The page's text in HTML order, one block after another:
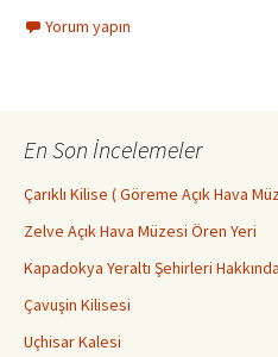
Yorum yapın
En Son İncelemeler
Çarıklı Kilise ( Göreme Açık Hava
Zelve Açık Hava Müzesi Ören Yeri
Kapadokya Yeraltı Şehirleri
Çavuşin Kilisesi
Uçhisar Kalesi